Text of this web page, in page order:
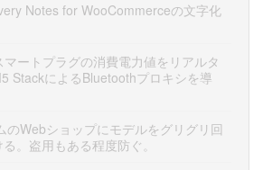
Notes for WooCommerceの文字化
ートプラグの消費電力値をリアルタ
StackによるBluetoothプロキシを導
のWebショップにモデルをグリグリ回
。盗用もある程度防ぐ。